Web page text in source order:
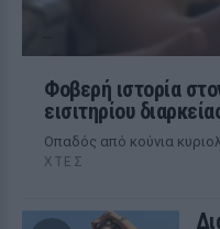
Φοβερή ιστορία
εισιτηρίου
Οπαδός από κούνια
ΧΤΕΣ